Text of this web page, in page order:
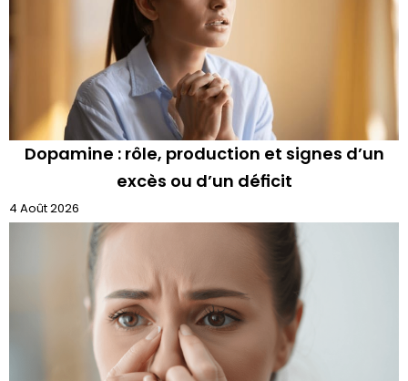
Dopamine : rôle, production et signes d’un
excès ou d’un déficit
4 Août 2026